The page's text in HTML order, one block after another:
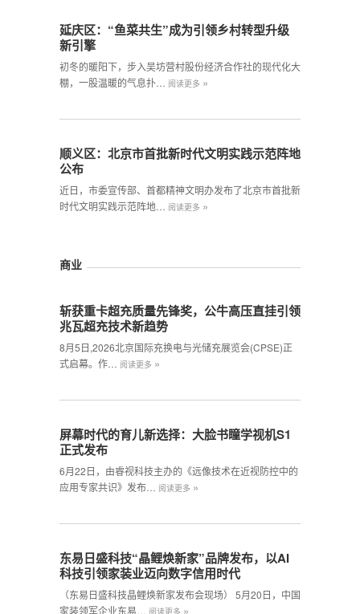
延庆区：“鱼菜共生”成为引领乡村转型升级
新引擎
初冬的暖阳下，步入吴坊营村股份经济合作社的现代化大
棚，一股温暖的气息扑…
阅读更多 »
顺义区：北京市首批新时代文明实践示范阵地
公布
近日，市委宣传部、首都精神文明办发布了北京市首批新
时代文明实践示范阵地…
阅读更多 »
商业
斩获重卡超充质量先锋奖，公牛高压直挂引领
兆瓦超充技术新趋势
8月5日,2026北京国际充换电与光储充展览会(CPSE)正
式启幕。作…
阅读更多 »
屏幕时代的育儿新选择：大脸书瞳学视机S1
正式发布
6月22日，由睿视科技主办的《远像技术在近视防控中的
应用专家共识》发布…
阅读更多 »
东易日盛科技“晶鲤焕新家”品牌发布，以AI
科技引领家装业迈向数字信用时代
（东易日盛科技晶鲤焕新家发布会现场） 5月20日，中国
家装领军企业东易…
阅读更多 »